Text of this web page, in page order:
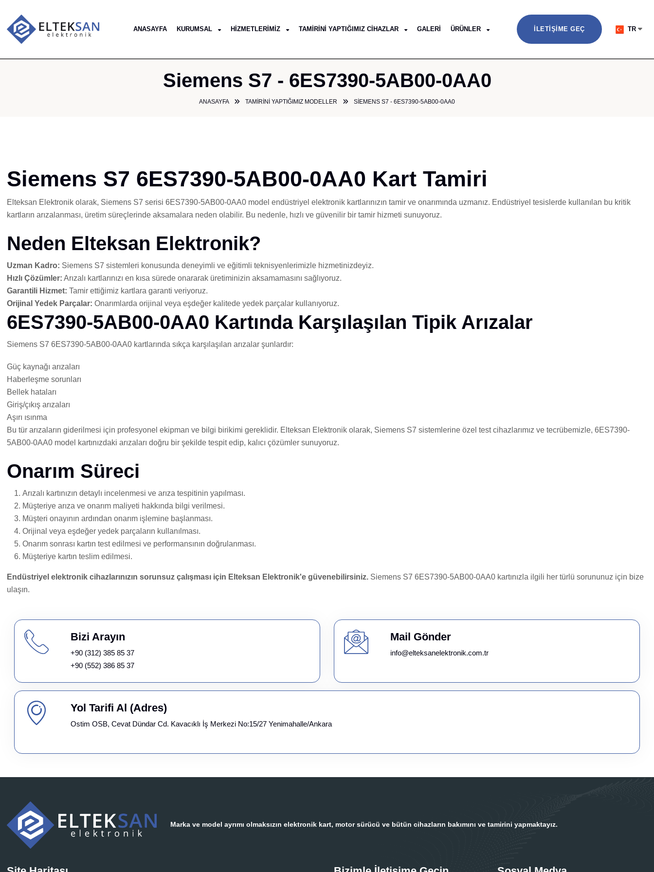
ANASAYFA KURUMSAL HIZMETLERIMIZ TAMIRINI YAPTIĞIMIZ CIHAZLAR GALERI ÜRÜNLER İLETIŞIME GEÇ TR
Siemens S7 - 6ES7390-5AB00-0AA0
ANASAYFA TAMIRINI YAPTIĞIMIZ MODELLER SIEMENS S7 - 6ES7390-5AB00-0AA0
Siemens S7 6ES7390-5AB00-0AA0 Kart Tamiri
Elteksan Elektronik olarak, Siemens S7 serisi 6ES7390-5AB00-0AA0 model endüstriyel elektronik kartlarınızın tamir ve onarımında uzmanız. Endüstriyel tesislerde kullanılan bu kritik
kartların arızalanması, üretim süreçlerinde aksamalara neden olabilir. Bu nedenle, hızlı ve güvenilir bir tamir hizmeti sunuyoruz.
Neden Elteksan Elektronik?
Uzman Kadro: Siemens S7 sistemleri konusunda deneyimli ve eğitimli teknisyenlerimizle hizmetinizdeyiz.
Hızlı Çözümler: Arızalı kartlarınızı en kısa sürede onararak üretiminizin aksamamasını sağlıyoruz.
Garantili Hizmet: Tamir ettiğimiz kartlara garanti veriyoruz.
Orijinal Yedek Parçalar: Onarımlarda orijinal veya eşdeğer kalitede yedek parçalar kullanıyoruz.
6ES7390-5AB00-0AA0 Kartında Karşılaşılan Tipik Arızalar
Siemens S7 6ES7390-5AB00-0AA0 kartlarında sıkça karşılaşılan arızalar şunlardır:
Güç kaynağı arızaları
Haberleşme sorunları
Bellek hataları
Giriş/çıkış arızaları
Aşırı ısınma
Bu tür arızaların giderilmesi için profesyonel ekipman ve bilgi birikimi gereklidir. Elteksan Elektronik olarak, Siemens S7 sistemlerine özel test cihazlarımız ve tecrübemizle, 6ES7390-
5AB00-0AA0 model kartınızdaki arızaları doğru bir şekilde tespit edip, kalıcı çözümler sunuyoruz.
Onarım Süreci
Arızalı kartınızın detaylı incelenmesi ve arıza tespitinin yapılması.
Müşteriye arıza ve onarım maliyeti hakkında bilgi verilmesi.
Müşteri onayının ardından onarım işlemine başlanması.
Orijinal veya eşdeğer yedek parçaların kullanılması.
Onarım sonrası kartın test edilmesi ve performansının doğrulanması.
Müşteriye kartın teslim edilmesi.
Endüstriyel elektronik cihazlarınızın sorunsuz çalışması için Elteksan Elektronik'e güvenebilirsiniz. Siemens S7 6ES7390-5AB00-0AA0 kartınızla ilgili her türlü sorununuz için bize
ulaşın.
Bizi Arayın
+90 (312) 385 85 37
+90 (552) 386 85 37
Mail Gönder
info@elteksanelektronik.com.tr
Yol Tarifi Al (Adres)
Ostim OSB, Cevat Dündar Cd. Kavacıklı İş Merkezi No:15/27 Yenimahalle/Ankara
Marka ve model ayrımı olmaksızın elektronik kart, motor sürücü ve bütün cihazların bakımını ve tamirini yapmaktayız.